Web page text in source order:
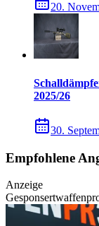
20.
2025/26
30.
Empfohlene
Anzeige
Gesponsert